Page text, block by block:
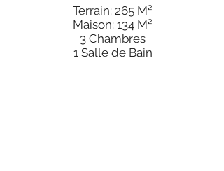
Terrain: 265 M²
Maison: 134 M²
3 Chambres
1 Salle de Bain